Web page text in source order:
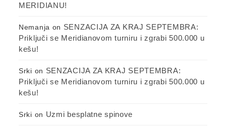
MERIDIANU!
Nemanja on SENZACIJA ZA KRAJ SEPTEMBRA:
Priključi se Meridianovom turniru i zgrabi 500.000 u
kešu!
Srki on SENZACIJA ZA KRAJ SEPTEMBRA:
Priključi se Meridianovom turniru i zgrabi 500.000 u
kešu!
Srki on Uzmi besplatne spinove